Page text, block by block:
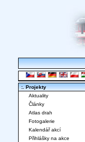
:. Projekty
Aktuality
Články
Atlas drah
Fotogalerie
Kalendář akcí
Přihlášky na akce